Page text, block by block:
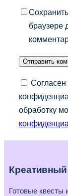
браузере
Согласен
обработку
Креативный
Готовые квесты